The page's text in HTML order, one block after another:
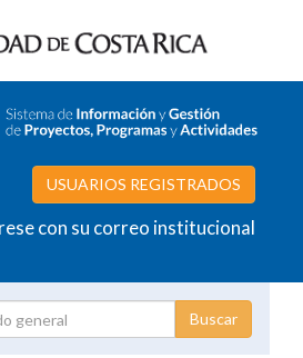
USUARIOS REGISTRADOS
con su correo institucional